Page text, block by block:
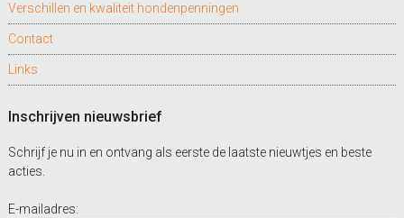
Verschillen en kwaliteit hondenpenningen
Contact
Links
Inschrijven nieuwsbrief
Schrijf je nu in en ontvang als eerste de laatste nieuwtjes en beste
acties.
E-mailadres: